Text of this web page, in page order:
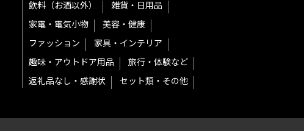
飲料（お酒以外）
雑貨・日用品
家電・電気小物
美容・健康
ファッション
家具・インテリア
趣味・アウトドア用品
旅行・体験など
返礼品なし・感謝状
セット類・その他